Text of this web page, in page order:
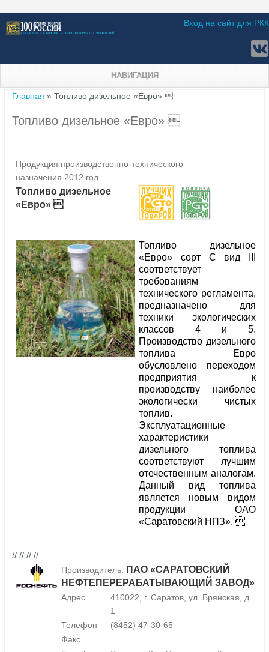
Вход на сайт для РКК
НАВИГАЦИЯ
Вы здесь
Главная » Топливо дизельное «Евро» 
Топливо дизельное «Евро» 
Продукция производственно-технического
назначения 2012 год
Топливо дизельное
«Евро» 
Топливо дизельное
«Евро» сорт С вид III
соответствует
требованиям
технического регламента,
предназначено для
техники экологических
классов 4 и 5.
Производство дизельного
топлива Евро
обусловлено переходом
предприятия к
производству наиболее
экологически чистых
топлив.
Эксплуатационные
характеристики
дизельного топлива
соответствуют лучшим
отечественным аналогам.
Данный вид топлива
является новым видом
продукции ОАО
«Саратовский НПЗ». 
// // // //
Производитель: ПАО «САРАТОВСКИЙ
НЕФТЕПЕРЕРАБАТЫВАЮЩИЙ ЗАВОД»
Адрес
410022, г. Саратов, ул. Брянская, д.
1
Телефон
(8452) 47-30-65
Факс